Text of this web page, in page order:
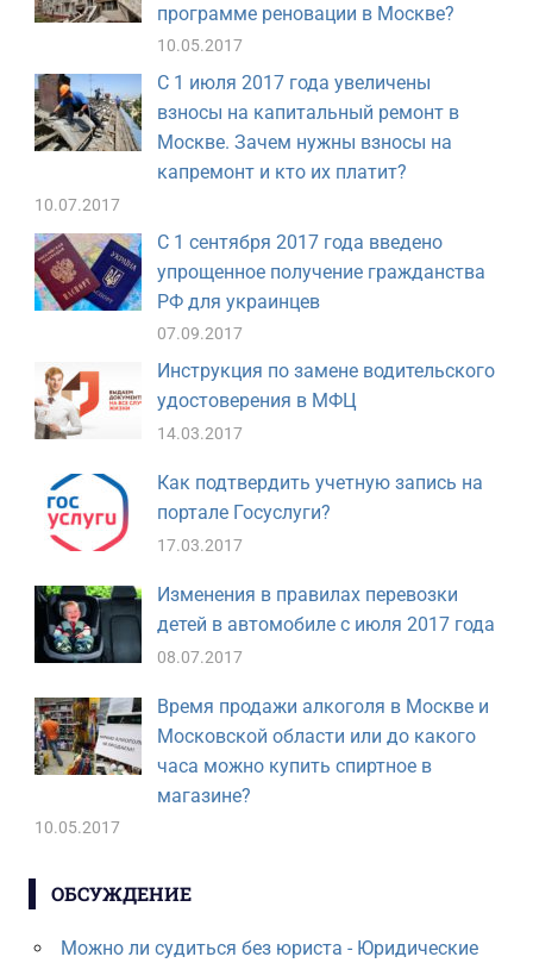
программе реновации в Москве?
10.05.2017
С 1 июля 2017 года увеличены
взносы на капитальный ремонт в
Москве. Зачем нужны взносы на
капремонт и кто их платит?
10.07.2017
С 1 сентября 2017 года введено
упрощенное получение гражданства
РФ для украинцев
07.09.2017
Инструкция по замене водительского
удостоверения в МФЦ
14.03.2017
Как подтвердить учетную запись на
портале Госуслуги?
17.03.2017
Изменения в правилах перевозки
детей в автомобиле с июля 2017 года
08.07.2017
Время продажи алкоголя в Москве и
Московской области или до какого
часа можно купить спиртное в
магазине?
10.05.2017
ОБСУЖДЕНИЕ
Можно ли судиться без юриста - Юридические